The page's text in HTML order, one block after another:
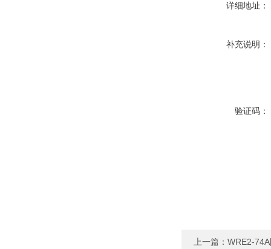
详细地址：
补充说明：
验证码：
上一篇： WRE2-